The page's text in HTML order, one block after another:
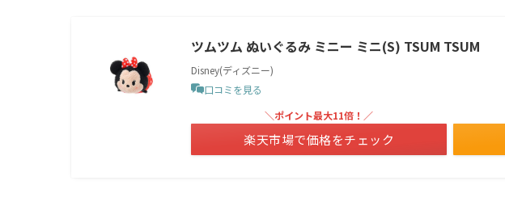
ツムツム ぬいぐるみ ミニー ミニ(S) TSUM TSUM
Disney(ディズニー)
口コミを見る
＼ポイント最大11倍！／
楽天市場で価格をチェック